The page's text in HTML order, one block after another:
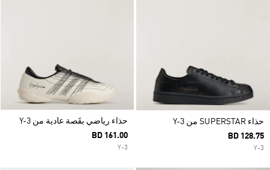
حذاء SUPERSTAR من Y-3
BD 128.75
Y-3
حذاء رياضي بقَصة عادية من Y-3
BD 161.00
Y-3